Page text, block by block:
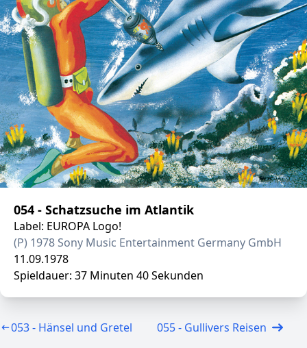
054 - Schatzsuche im Atlantik
Label: EUROPA Logo!
(P) 1978 Sony Music Entertainment Germany GmbH
11.09.1978
Spieldauer: 37 Minuten 40 Sekunden
053 - Hänsel und Gretel 055 - Gullivers Reisen